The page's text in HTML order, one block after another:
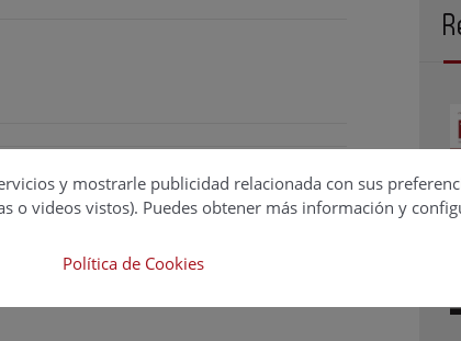
IA Física mediante su
y mostrarle publicidad relacionada con sus
o videos vistos). Puedes obtener más información y
Política de Cookies